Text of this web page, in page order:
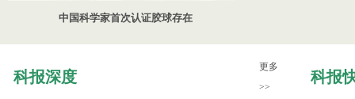
中国科学家首次认证胶球存在
科报深度
更多
>>
科报